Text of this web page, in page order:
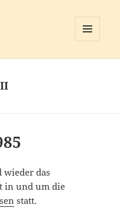
wieder das
in und um die
statt.